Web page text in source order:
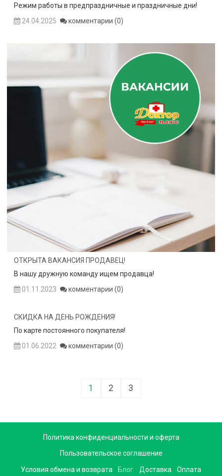
Режим работы в предпраздничные и праздничные дни!
24.04.2025
комментарии (0)
ОТКРЫТА ВАКАНСИЯ ПРОДАВЕЦ!
В нашу дружную команду ищем продавца!
01.11.2023
комментарии (0)
СКИДКА НА ДЕНЬ РОЖДЕНИЯ!
По карте постоянного покупателя!
01.06.2022
комментарии (0)
1 2 3
Политика конфиденциальности и оферта
Пользовательское соглашение
Условия обмена и возврата Блог Доставка Оплата